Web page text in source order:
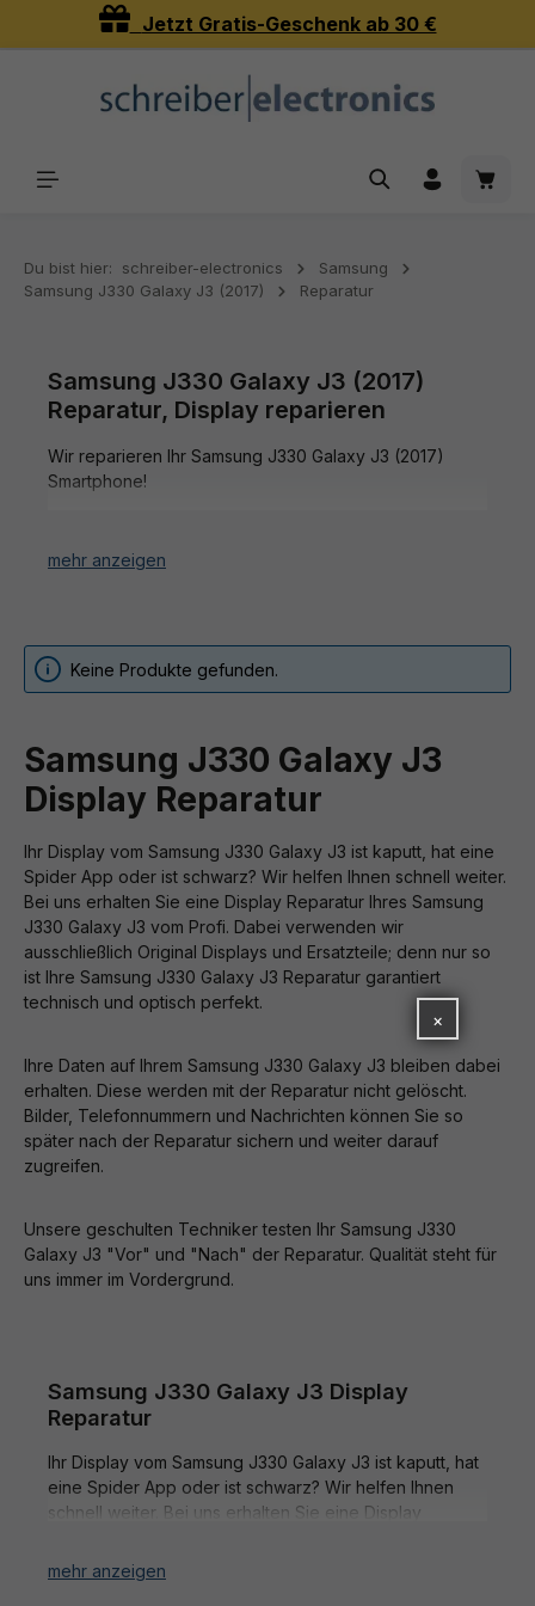
Zum Hauptinhalt springenJetzt Gratis-Geschenk ab 30 €
Du bist hier: schreiber-electronics
Samsung
Samsung J330 Galaxy J3 (2017)
Reparatur
Samsung J330 Galaxy J3 (2017)
Reparatur, Display reparieren
Wir reparieren Ihr Samsung J330 Galaxy J3 (2017)
Smartphone!
Galaxy J3 (2017) gekauft und können diese nicht selbst
J330 Galaxy J3 (2017) in unserer Fach-Werkstatt
durch.
aber auch die Runderneuerung Ihres Samsung J330
Galaxy J3 (2017) Smartphones.
Sie haben die Möglichkeit als Endverbraucher sowie
auch als Geschäfts- und Industriekunde Ihr Samsung
J330 Galaxy J3 (2017) uns zuzusenden und reparieren
zu lassen. Ein Kostenvoranschlag ist bei uns kostenlos.
Bei nicht durchgeführter Reparatur, wie z. B. bei
Totalschaden oder nicht wirtschaftlich sinnvollen
Reparaturen, berechnen wir keine Arbeitsleistung.
Durch unser großes Sortiment an Samsung J330 Galaxy
J3 (2017) Handy Ersatzteilen, welche überwiegend
sofort verfügbar sind, entstehen keine langen
Wartezeiten der Reparaturen.
Keine Produkte gefunden.
Samsung J330 Galaxy J3
Display Reparatur
Ihr Display vom Samsung J330 Galaxy J3 ist kaputt, hat eine
Spider App oder ist schwarz? Wir helfen Ihnen schnell weiter.
Bei uns erhalten Sie eine Display Reparatur Ihres Samsung
J330 Galaxy J3 vom Profi. Dabei verwenden wir
ausschließlich Original Displays und Ersatzteile; denn nur so
ist Ihre Samsung J330 Galaxy J3 Reparatur garantiert
technisch und optisch perfekt.
Ihre Daten auf Ihrem Samsung J330 Galaxy J3 bleiben dabei
erhalten. Diese werden mit der Reparatur nicht gelöscht.
Bilder, Telefonnummern und Nachrichten können Sie so
später nach der Reparatur sichern und weiter darauf
zugreifen.
Unsere geschulten Techniker testen Ihr Samsung J330
Galaxy J3 "Vor" und "Nach" der Reparatur. Qualität steht für
uns immer im Vordergrund.
Samsung J330 Galaxy J3 Display
Reparatur
Ihr Display vom Samsung J330 Galaxy J3 ist kaputt, hat
eine Spider App oder ist schwarz? Wir helfen Ihnen
schnell weiter. Bei uns erhalten Sie eine Display
Dabei verwenden wir ausschließlich Original Displays
und Ersatzteile; denn nur so ist Ihre Samsung J330
×
🎁 GESCHENK-AKTION
🎁
Gratis-Geschenk
schon ab 20 €!
Ab 20 € Bestellwert erhalten Sie ein
🛒 Einfach im Warenkorb aussuchen
* Ab 20 € Bestellwert · Geschenk im Warenkorb auswählbar ·